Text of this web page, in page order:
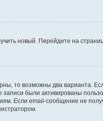
новый. Перейдите на
то возможны два варианта.
были активированы
Если email-сообщение не